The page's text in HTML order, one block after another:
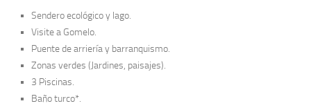
Sendero ecológico y lago.
Visite a Gomelo.
Puente de arriería y barranquismo.
Zonas verdes (Jardines, paisajes).
3 Piscinas.
Baño turco*.